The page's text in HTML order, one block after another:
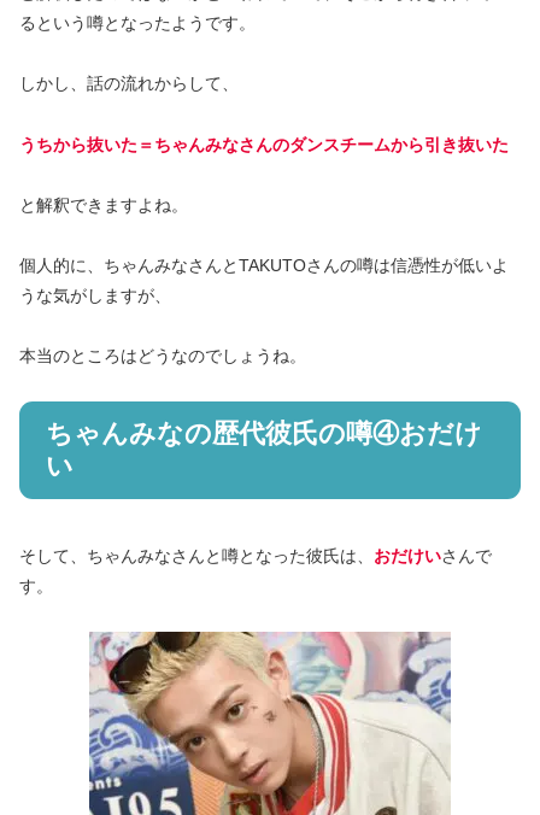
るという噂となったようです。
しかし、話の流れからして、
うちから抜いた ＝ちゃんみなさんのダンスチームから引き抜いた
と解釈できますよね。
個人的に、ちゃんみなさんとTAKUTOさんの噂は信憑性が低いよ
うな気がしますが、
本当のところはどうなのでしょうね。
ちゃんみなの歴代彼氏の噂④おだけ
い
そして、ちゃんみなさんと噂となった彼氏は、 おだけいさんで
す。